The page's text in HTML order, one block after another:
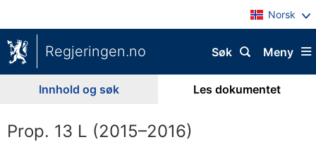
Norsk
Regjeringen.no Meny
Søk
Innhold og søk Les dokumentet
Prop. 13 L (2015–2016)